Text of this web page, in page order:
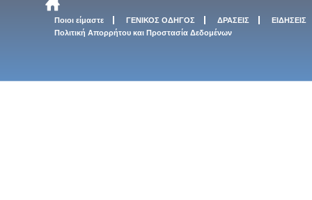
Ποιοι είμαστε ΓΕΝΙΚΟΣ ΟΔΗΓΟΣ ΔΡΑΣΕΙΣ
ΕΙΔΗΣΕΙΣ
Πολιτική Απορρήτου και Προστασία Δεδομένων